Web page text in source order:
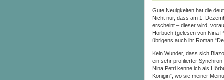
Gute Neuigkeiten hat die
Nicht nur, dass am 1.
erscheint – dieser wird,
Hörbuch (gelesen von Nina
übrigens auch ihr Roman
Kein Wunder, dass sich
ein sehr profilierter
Nina Petri kenne ich als
Königin”, wo sie meiner